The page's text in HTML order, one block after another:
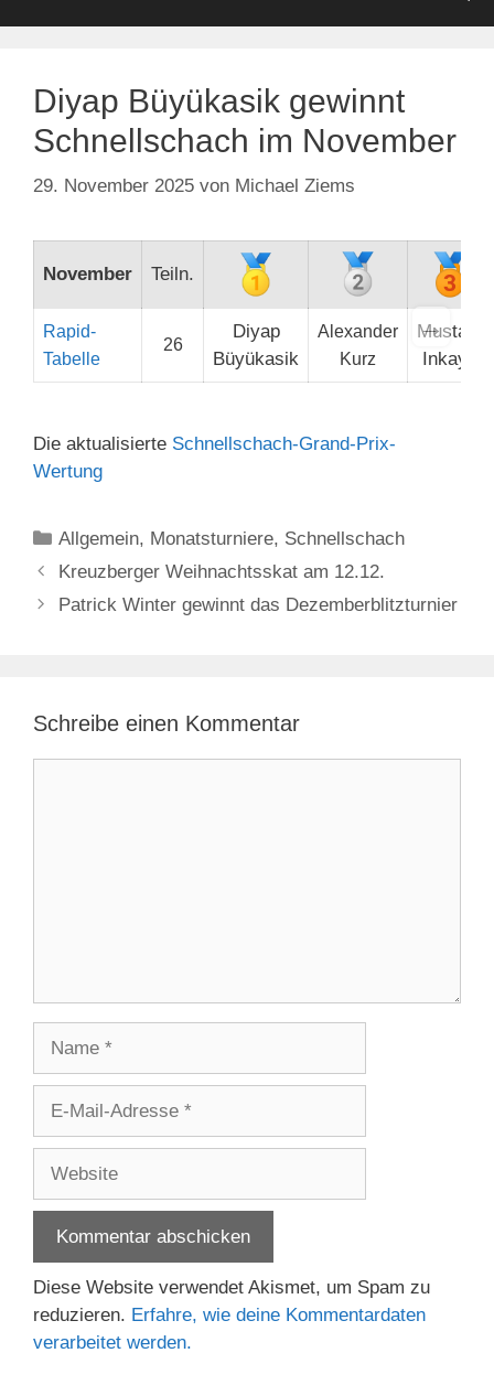
Diyap Büyükasik gewinnt
Schnellschach im November
29. November 2025 von Michael Ziems
November Teiln.
Rapid-
Tabelle
26
Diyap
Büyükasik
Alexander
Kurz
Mustafa
Inkaya
→
Die aktualisierte Schnellschach-Grand-Prix-
Wertung
Kategorien
Allgemein, Monatsturniere, Schnellschach
Kreuzberger Weihnachtsskat am 12.12.
Patrick Winter gewinnt das Dezemberblitzturnier
Schreibe einen Kommentar
Adresse
Diese Website verwendet Akismet, um Spam zu
reduzieren. Erfahre, wie deine Kommentardaten
verarbeitet werden.